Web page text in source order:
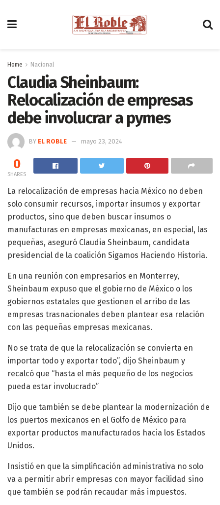
Home Nacional
Claudia Sheinbaum:
Relocalización de empresas
debe involucrar a pymes
BY EL ROBLE mayo 23, 2024
0
SHARES
La relocalización de empresas hacia México no deben
solo consumir recursos, importar insumos y exportar
productos, sino que deben buscar insumos o
manufacturas en empresas mexicanas, en especial, las
pequeñas, aseguró Claudia Sheinbaum, candidata
presidencial de la coalición Sigamos Haciendo Historia.
En una reunión con empresarios en Monterrey,
Sheinbaum expuso que el gobierno de México o los
gobiernos estatales que gestionen el arribo de las
empresas trasnacionales deben plantear esa relación
con las pequeñas empresas mexicanas.
No se trata de que la relocalización se convierta en
importar todo y exportar todo”, dijo Sheinbaum y
recalcó que “hasta el más pequeño de los negocios
pueda estar involucrado”
Dijo que también se debe plantear la modernización de
los puertos mexicanos en el Golfo de México para
exportar productos manufacturados hacia los Estados
Unidos.
Insistió en que la simplificación administrativa no solo
va a permitir abrir empresas con mayor facilidad sino
que también se podrán recaudar más impuestos.